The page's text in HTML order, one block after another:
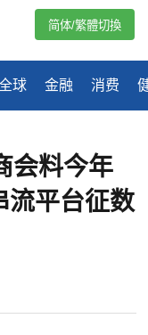
球 金融 消费
简体/繁體切換
会料今年
流平台征数